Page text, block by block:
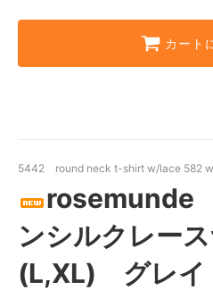
カート
5442 round neck t-shirt w/lace 582
rosemunde
ンシルクレー
(L,XL) グレイ